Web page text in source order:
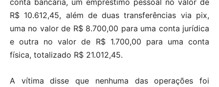
conta bancária, um empréstimo pessoal no valor de
R$ 10.612,45, além de duas transferências via pix,
uma no valor de R$ 8.700,00 para uma conta jurídica
e outra no valor de R$ 1.700,00 para uma conta
física, totalizado R$ 21.012,45.
A vítima disse que nenhuma das operações foi